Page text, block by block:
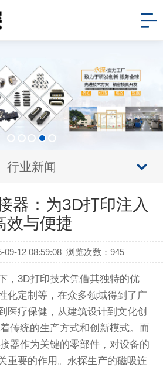
行业新闻
器：为3D打印注入
效与便捷
09-12 08:59:08 浏览次数：945
，3D打印技术凭借其独特的优
化定制等，在众多领域得到了广
医疗保健，从建筑设计到文化创
传统的生产方式和创新模式。而
器作为关键的零部件，对设备的
重要的作用。永探生产的磁吸连